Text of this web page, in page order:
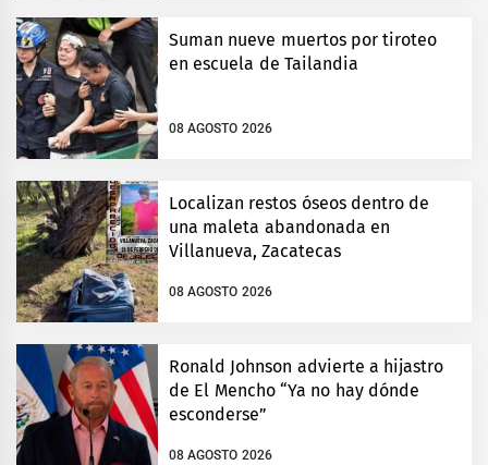
Suman nueve muertos por tiroteo
en escuela de Tailandia
08 AGOSTO 2026
Localizan restos óseos dentro de
una maleta abandonada en
Villanueva, Zacatecas
08 AGOSTO 2026
Ronald Johnson advierte a hijastro
de El Mencho “Ya no hay dónde
esconderse”
08 AGOSTO 2026